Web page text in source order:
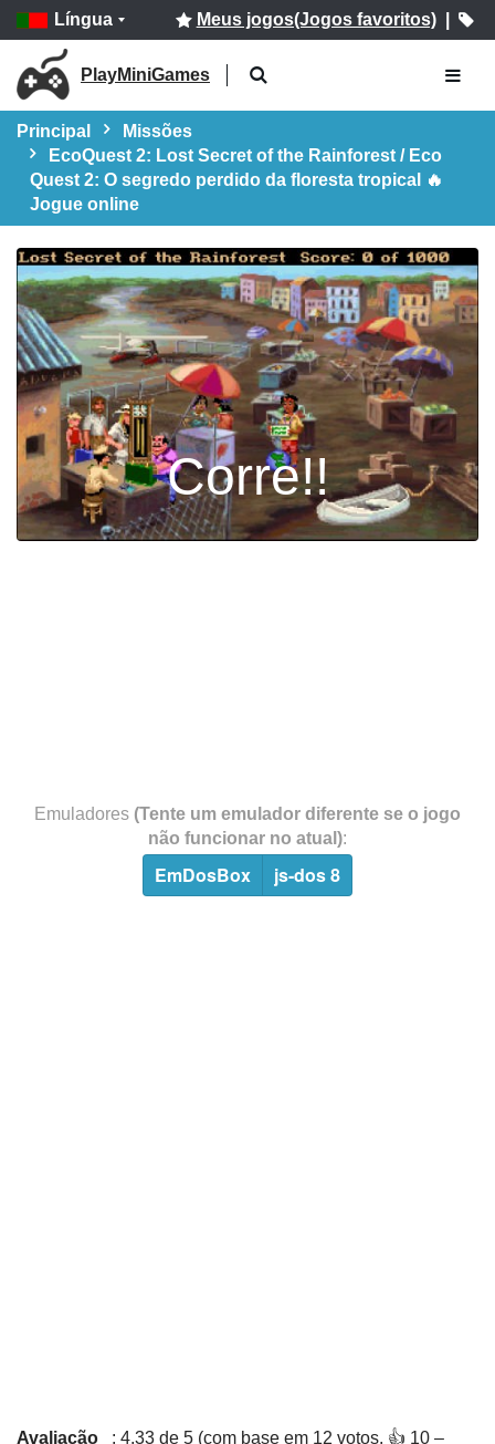
Língua Meus jogos(Jogos favoritos)|
PlayMiniGames
Principal
Missões
EcoQuest 2: Lost Secret of the Rainforest / Eco
Quest 2: O segredo perdido da floresta tropical 🔥
Jogue online
Corre!!
Emuladores (Tente um emulador diferente se o jogo
não funcionar no atual):
EmDosBox js-dos 8
Avaliação
: 4,33 de 5 (com base em 12 votos. 👍 10 –